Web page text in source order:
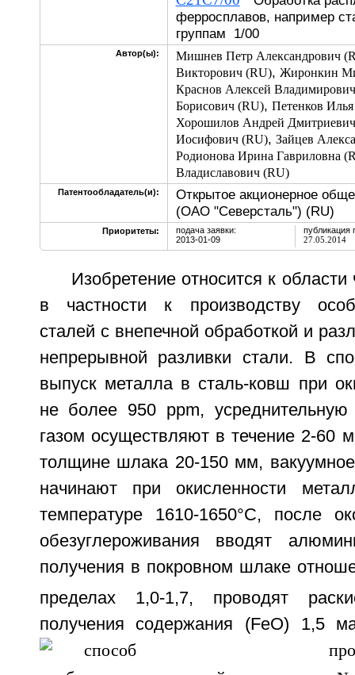
ферросплавов, например
группам 1/00
Автор(ы):
Мишнев Петр Александрович
Викторович (RU), Жиронкин
Краснов Алексей
Борисович (RU), Петенков
Хорошилов Андрей
Иосифович (RU), Зайцев
Родионова Ирина Гавриловна
Владиславович (RU)
Патентообладатель(и):
Открытое акционерное
(ОАО "Северсталь") (RU)
Приоритеты:
подача заявки:
2013-01-09
публикация
27.05.2014
Изобретение относится к
в частности к производству
сталей с внепечной обработкой и
непрерывной разливки стали. В
выпуск металла в сталь-ковш при
не более 950 ppm, усреднительную
газом осуществляют в течение 2-60
толщине шлака 20-150 мм,
начинают при окисленности
температуре 1610-1650°С, после
обезуглероживания вводят
получения в покровном шлаке
пределах 1,0-1,7, проводят
получения содержания (FeO) 1,5